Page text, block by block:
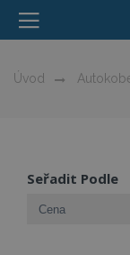
Úvod
Seřadit Podle